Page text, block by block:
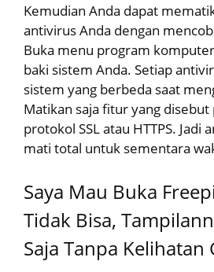
Kemudian Anda dapat
antivirus Anda dengan
Buka menu program
baki sistem Anda. Setiap
sistem yang berbeda saat
Matikan saja fitur yang
protokol SSL atau HTTPS. Jadi
mati total untuk sementara
Saya Mau Buka
Tidak Bisa,
Saja Tanpa Kelihatan